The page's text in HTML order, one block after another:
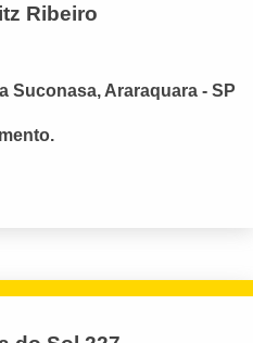
Ribeiro
Suconasa, Araraquara - SP